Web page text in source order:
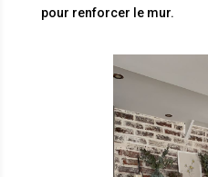
pour renforcer le mur.